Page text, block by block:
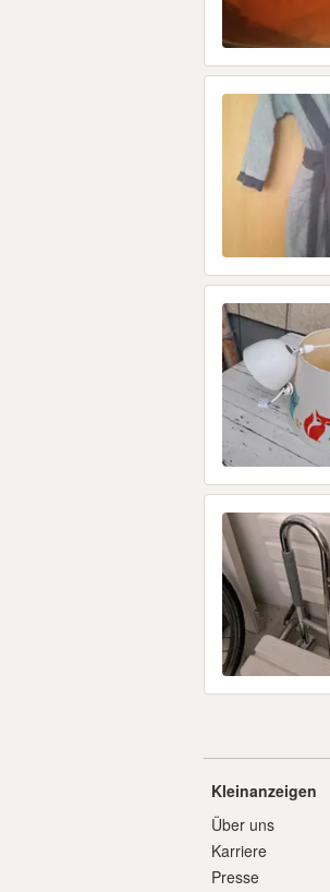
Kleinanzeigen
Über uns
Karriere
Presse